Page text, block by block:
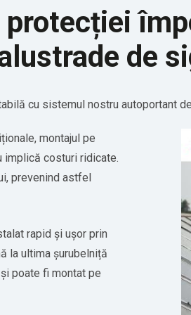
protecției
de
cu sistemul nostru autoportant
montajul pe
implică costuri ridicate.
prevenind astfel
rapid și ușor prin
la ultima șurubelniță
poate fi montat pe